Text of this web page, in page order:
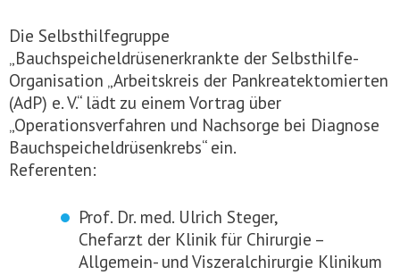
Die Selbsthilfegruppe
„Bauchspeicheldrüsenerkrankte der Selbsthilfe-
Organisation „Arbeitskreis der Pankreatektomierten
(AdP) e. V.“ lädt zu einem Vortrag über
„Operationsverfahren und Nachsorge bei Diagnose
Bauchspeicheldrüsenkrebs“ ein.
Referenten:
Prof. Dr. med. Ulrich Steger,
Chefarzt der Klinik für Chirurgie –
Allgemein- und Viszeralchirurgie Klinikum